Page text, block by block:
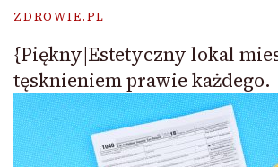
ZDROWIE.PL
{Piękny|Estetyczny lokal
tęsknieniem prawie każdego.